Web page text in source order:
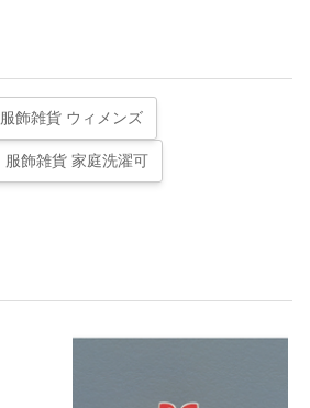
服飾雑貨 ウィメンズ
服飾雑貨 家庭洗濯可